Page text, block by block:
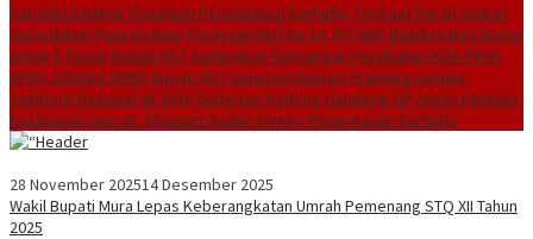
Kapolda Kalteng Paparkan Penanganan Karhutla, Perkuat Peran Aparat
Desa dalam Pencegahan Perayaan HUT ke 14, PP IWO Bagikan Bea Siswa
Untuk 8 Siswa Bupati HST Sampaikan Rancangan Perubahan KUA-PPAS
APBD 2026 ke DPRD Bupati HST lepas kontingen Pramuka menuju
Jambore Nasional XII 2026 Gubernur Kalteng Gandeng GP Ansor Perkuat
Ketahanan Daerah, Ekonomi Kader hingga Penanganan Karhutla
28 November 202514 Desember 2025
Wakil Bupati Mura Lepas Keberangkatan Umrah Pemenang STQ XII Tahun
2025